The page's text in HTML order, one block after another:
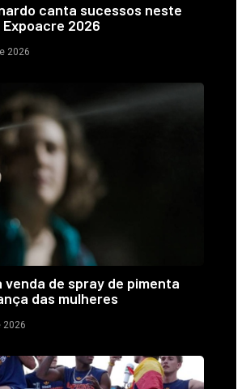
canta sucessos neste
2026
2026
venda de spray de pimenta
das mulheres
2026